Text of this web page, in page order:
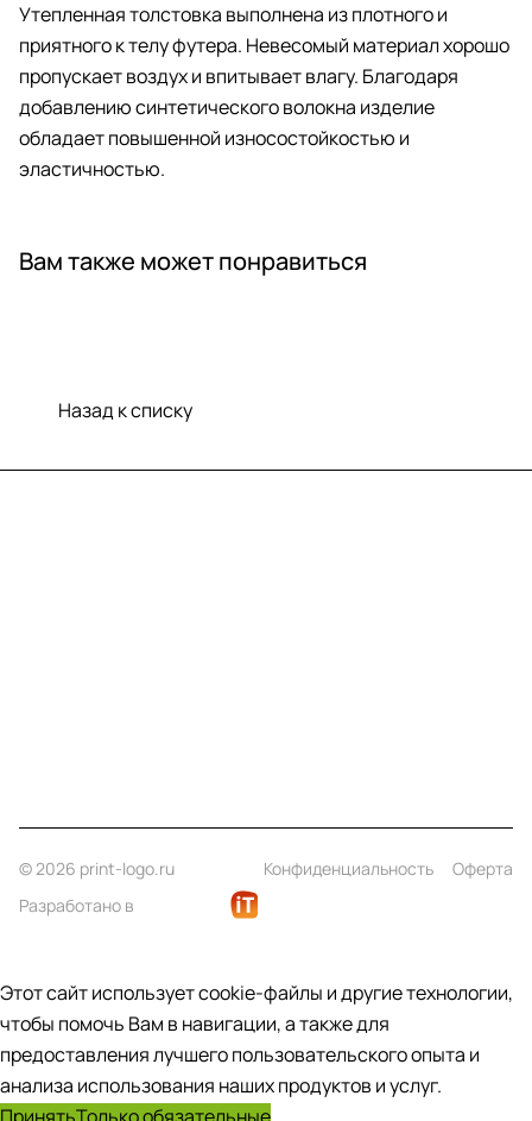
Утепленная толстовка выполнена из плотного и
приятного к телу футера. Невесомый материал хорошо
пропускает воздух и впитывает влагу. Благодаря
добавлению синтетического волокна изделие
обладает повышенной износостойкостью и
эластичностью.
Вам также может понравиться
Назад к списку
© 2026 print-logo.ru Конфиденциальность
Оферта
Разработано в
Этот сайт использует cookie-файлы и другие технологии,
чтобы помочь Вам в навигации, а также для
предоставления лучшего пользовательского опыта и
анализа использования наших продуктов и услуг.